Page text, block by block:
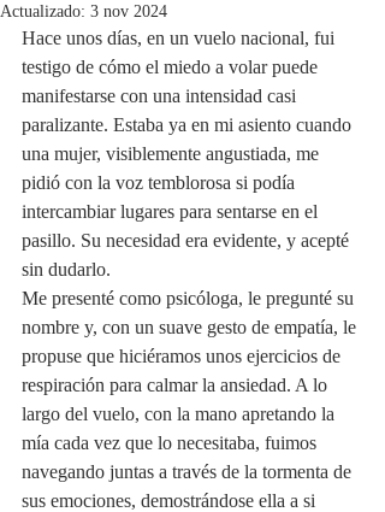
Actualizado: 3 nov 2024
Hace unos días, en un vuelo nacional, fui
testigo de cómo el miedo a volar puede
manifestarse con una intensidad casi
paralizante. Estaba ya en mi asiento cuando
una mujer, visiblemente angustiada, me
pidió con la voz temblorosa si podía
intercambiar lugares para sentarse en el
pasillo. Su necesidad era evidente, y acepté
sin dudarlo.
Me presenté como psicóloga, le pregunté su
nombre y, con un suave gesto de empatía, le
propuse que hiciéramos unos ejercicios de
respiración para calmar la ansiedad. A lo
largo del vuelo, con la mano apretando la
mía cada vez que lo necesitaba, fuimos
navegando juntas a través de la tormenta de
sus emociones, demostrándose ella a si